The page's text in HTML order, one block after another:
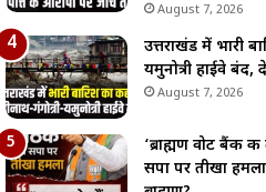
August 7, 2026
उत्तराखंड में भारी
यमुनोत्री हाईवे
August 7, 2026
‘ब्राह्मण वोट बैंक
सपा पर तीखा